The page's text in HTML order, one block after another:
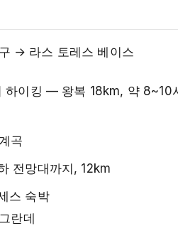
→ 라스 토레스 베이스
하이킹 — 왕복 18km, 약 8~10
곡
전망대까지, 12km
스 숙박
란데